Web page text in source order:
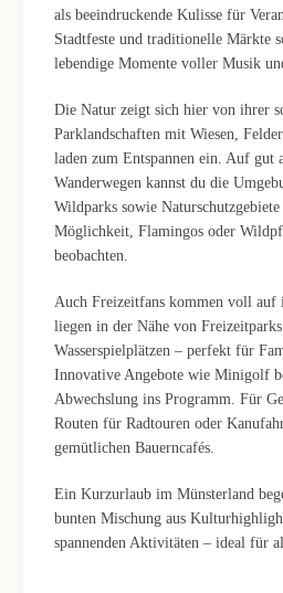
als beeindruckende Kulisse für
Stadtfeste und traditionelle Märkte
lebendige Momente voller Musik
Die Natur zeigt sich hier von ihrer
Parklandschaften mit Wiesen,
laden zum Entspannen ein. Auf gut
Wanderwegen kannst du die
Wildparks sowie
Möglichkeit, Flamingos oder
beobachten.
Auch Freizeitfans kommen voll auf
liegen in der Nähe von
Wasserspielplätzen – perfekt für
Innovative Angebote wie Minigolf
Abwechslung ins Programm. Für
Routen für Radtouren oder
gemütlichen Bauerncafés.
Ein Kurzurlaub im Münsterland
bunten Mischung aus
spannenden Aktivitäten – ideal für